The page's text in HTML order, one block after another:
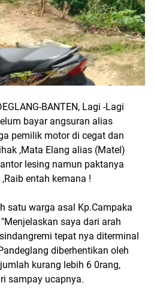
BANTEN, Lagi -Lagi
bayar angsuran alias
pemilik motor di cegat dan
,Mata Elang alias (Matel)
lesing namun paktanya
entah kemana !
satu warga asal Kp.Campaka
saya dari arah
tepat nya diterminal
diberhentikan oleh
kurang lebih 6 0rang,
sampay ucapnya.